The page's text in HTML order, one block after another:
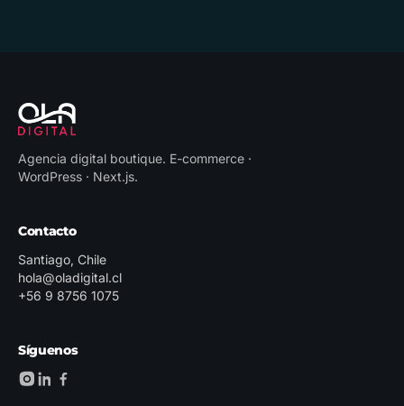
Agencia digital boutique. E-commerce ·
WordPress · Next.js.
Contacto
Santiago, Chile
hola@oladigital.cl
+56 9 8756 1075
Síguenos